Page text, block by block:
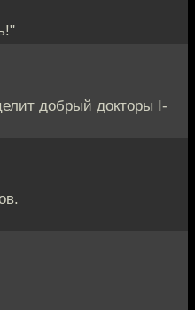
добрый докторы I-